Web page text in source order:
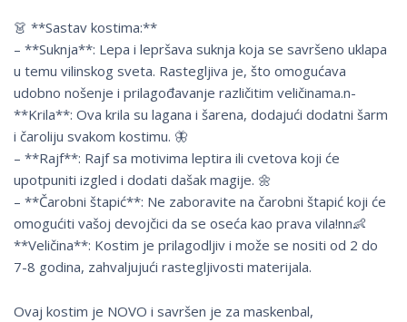
👗 **Sastav kostima:**
– **Suknja**: Lepa i lepršava suknja koja se savršeno uklapa
u temu vilinskog sveta. Rastegljiva je, što omogućava
udobno nošenje i prilagođavanje različitim veličinama.n-
**Krila**: Ova krila su lagana i šarena, dodajući dodatni šarm
i čaroliju svakom kostimu. 🦋
– **Rajf**: Rajf sa motivima leptira ili cvetova koji će
upotpuniti izgled i dodati dašak magije. 🌼
– **Čarobni štapić**: Ne zaboravite na čarobni štapić koji će
omogućiti vašoj devojčici da se oseća kao prava vila!nn👶
**Veličina**: Kostim je prilagodljiv i može se nositi od 2 do
7-8 godina, zahvaljujući rastegljivosti materijala.
Ovaj kostim je NOVO i savršen je za maskenbal,